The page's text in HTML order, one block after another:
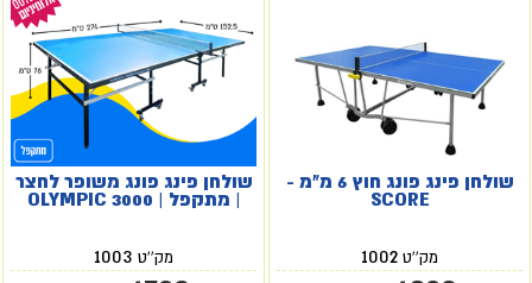
שולחן פינג פונג חוץ 6 מ"מ -
SCORE
מק''ט 1002
שולחן פינג פונג משופר לחצר
| מתקפל | OLYMPIC 3000
מק''ט 1003